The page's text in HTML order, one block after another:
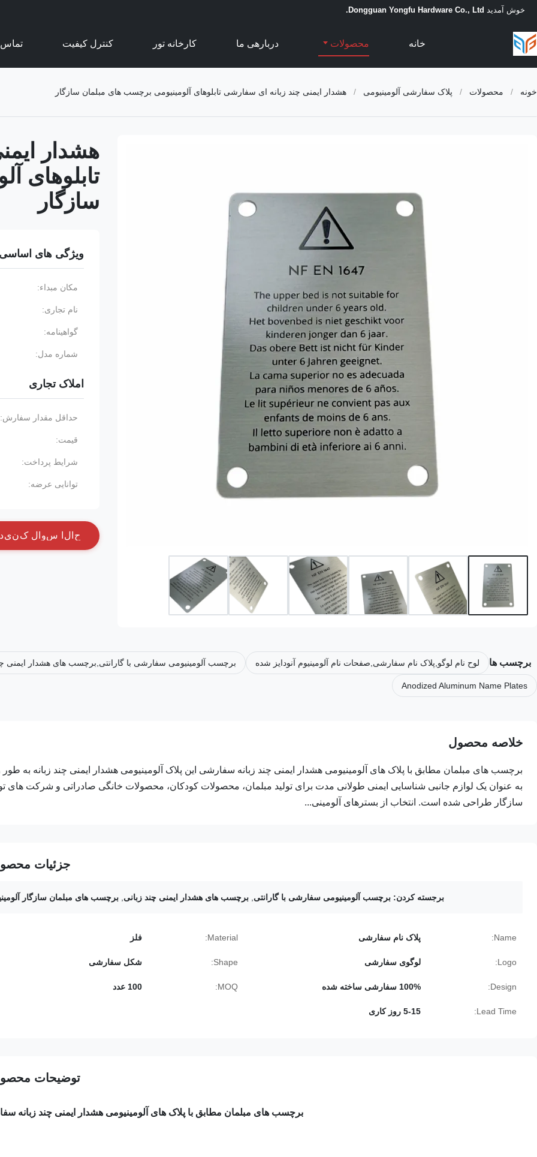
خوش آمدید Dongguan Yongfu Hardware Co., Ltd.
خانه محصولات دربارهی ما کارخانه تور کنترل کیفیت تماس
خونه / محصولات / پلاک سفارشی آلومینیومی / هشدار ایمنی چند زبانه ای سفارشی تابلوهای آلومینیومی برچسب های مبلمان سازگار
هشدار
تابلوهای
سازگار
ویژگی های اساسی
مکان مبداء:
نام تجاری:
گواهینامه:
شماره مدل:
املاک تجاری
حداقل مقدار سفارش:
قیمت:
شرایط پرداخت:
توانایی عرضه:
ح ل سو ل کنيد
برچسب ها لوح نام لوگو,پلاک نام سفارشی,صفحات نام آلومینیوم آنودایز شده برچسب آلومینیومی سفارشی با گارانتی,برچسب های هشدار ایمنی
Anodized Aluminum Name Plates
خلاصه محصول
برچسب های مبلمان مطابق با پلاک های آلومینیومی هشدار ایمنی چند زبانه سفارشی این پلاک آلومینیومی هشدار ایمنی چند زبانه به طور
به عنوان یک لوازم جانبی شناسایی ایمنی طولانی مدت برای تولید مبلمان، محصولات کودکان، محصولات خانگی صادراتی و شرکت های
سازگار طراحی شده است. انتخاب از بسترهای آلومینی...
جزئیات
برجسته کردن: برچسب آلومینیومی سفارشی با گارانتی برچسب های هشدار ایمنی چند زبانی برچسب های مبلمان سازگار
Name: پلاک نام سفارشی Material: فلز
Logo: لوگوی سفارشی Shape: شکل سفارشی
Design: 100% سفارشی ساخته شده MOQ: 100 عدد
Lead Time: 5-15 روز کاری
توضیحات
برچسب های مبلمان مطابق با پلاک های آلومینیومی هشدار ایمنی چند زبانه